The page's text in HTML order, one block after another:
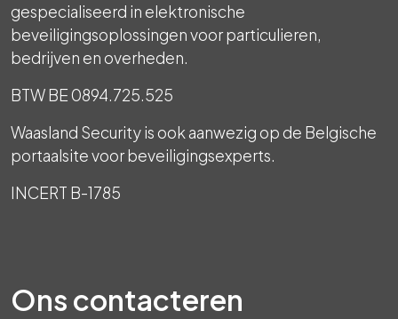
gespecialiseerd in elektronische
beveiligingsoplossingen voor particulieren,
bedrijven en overheden.
BTW BE 0894.725.525
Waasland Security is ook aanwezig op de Belgische
portaalsite voor beveiligingsexperts.
INCERT B-1785
Ons contacteren